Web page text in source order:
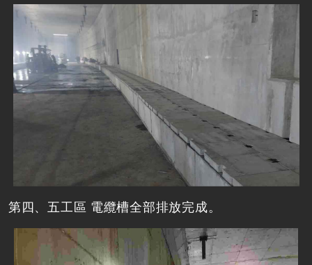
第四、五工區 電纜槽全部排放完成。